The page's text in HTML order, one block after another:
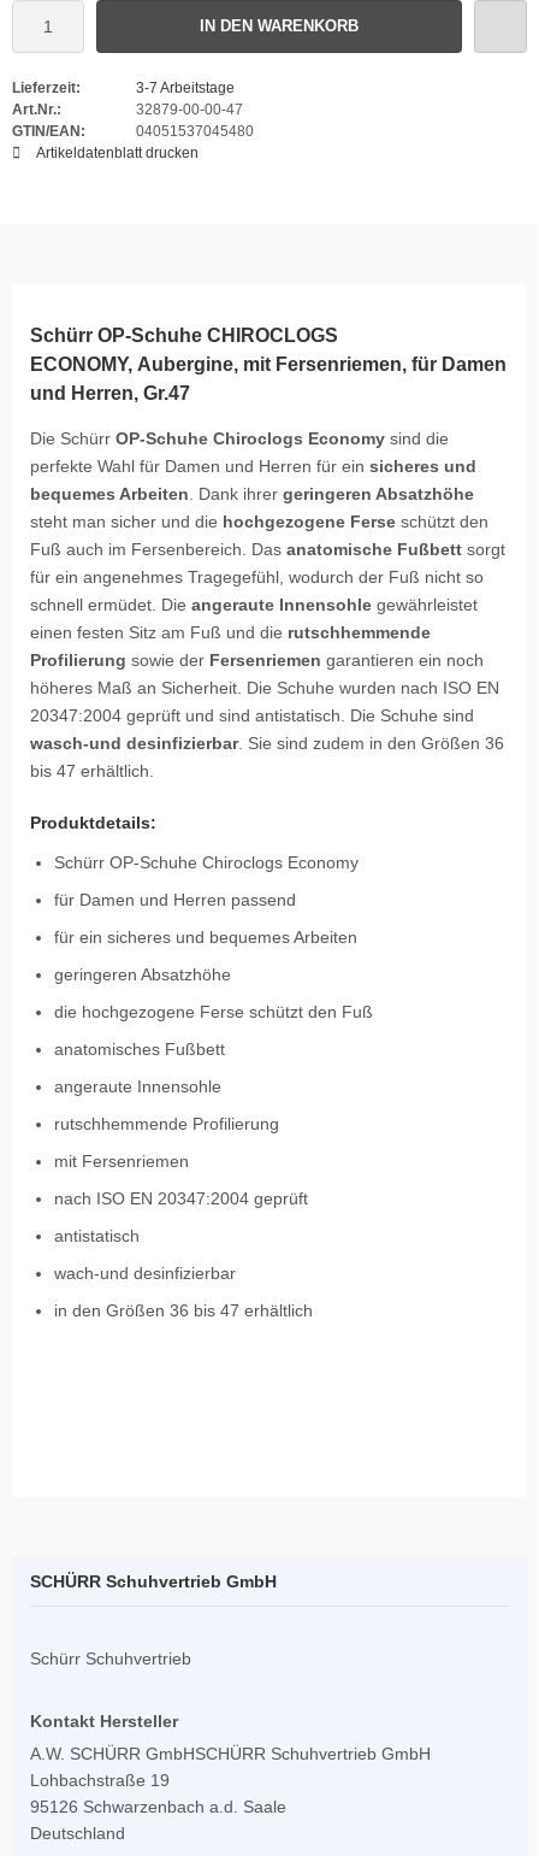
IN DEN WARENKORB
Lieferzeit:
3-7 Arbeitstage
Art.Nr.:
32879-00-00-47
GTIN/EAN:
04051537045480
Artikeldatenblatt drucken
Schürr OP-Schuhe CHIROCLOGS
ECONOMY, Aubergine, mit Fersenriemen, für Damen
und Herren, Gr.47
Die Schürr OP-Schuhe Chiroclogs Economy sind die
perfekte Wahl für Damen und Herren für ein sicheres und
bequemes Arbeiten . Dank ihrer geringeren Absatzhöhe
steht man sicher und die hochgezogene Ferse schützt den
Fuß auch im Fersenbereich. Das anatomische Fußbett sorgt
für ein angenehmes Tragegefühl, wodurch der Fuß nicht so
schnell ermüdet. Die angeraute Innensohle gewährleistet
einen festen Sitz am Fuß und die rutschhemmende
Profilierung sowie der Fersenriemen garantieren ein noch
höheres Maß an Sicherheit. Die Schuhe wurden nach ISO EN
20347:2004 geprüft und sind antistatisch. Die Schuhe sind
wasch-und desinfizierbar. Sie sind zudem in den Größen 36
bis 47 erhältlich.
Produktdetails:
Schürr OP-Schuhe Chiroclogs Economy
für Damen und Herren passend
für ein sicheres und bequemes Arbeiten
geringeren Absatzhöhe
die hochgezogene Ferse schützt den Fuß
anatomisches Fußbett
angeraute Innensohle
rutschhemmende Profilierung
mit Fersenriemen
nach ISO EN 20347:2004 geprüft
antistatisch
wach-und desinfizierbar
in den Größen 36 bis 47 erhältlich
SCHÜRR Schuhvertrieb GmbH
Schürr Schuhvertrieb
Kontakt Hersteller
A.W. SCHÜRR GmbHSCHÜRR Schuhvertrieb GmbH
Lohbachstraße 19
95126 Schwarzenbach a.d. Saale
Deutschland